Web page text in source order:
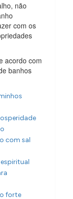
não
com os
acordo com
banhos
com sal
forte